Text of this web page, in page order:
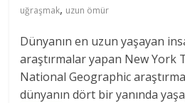
uğraşmak, uzun ömür
Dünyanın en uzun yaşayan
araştırmalar yapan New York
National Geographic
dünyanın dört bir yanında